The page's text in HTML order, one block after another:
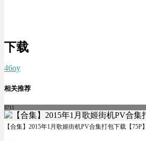
下载
46oy
相关推荐
3711
【合集】2015年1月歌姬街机PV合集打包下载【75P】